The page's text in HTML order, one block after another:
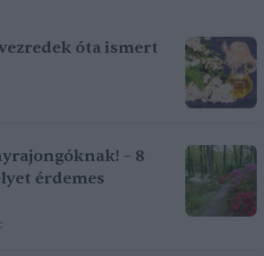
óta ismert
– 8
érdemes